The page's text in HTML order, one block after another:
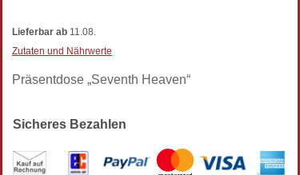
Lieferbar ab 11.08.
Zutaten und Nährwerte
Präsentdose „Seventh Heaven“
Sicheres Bezahlen